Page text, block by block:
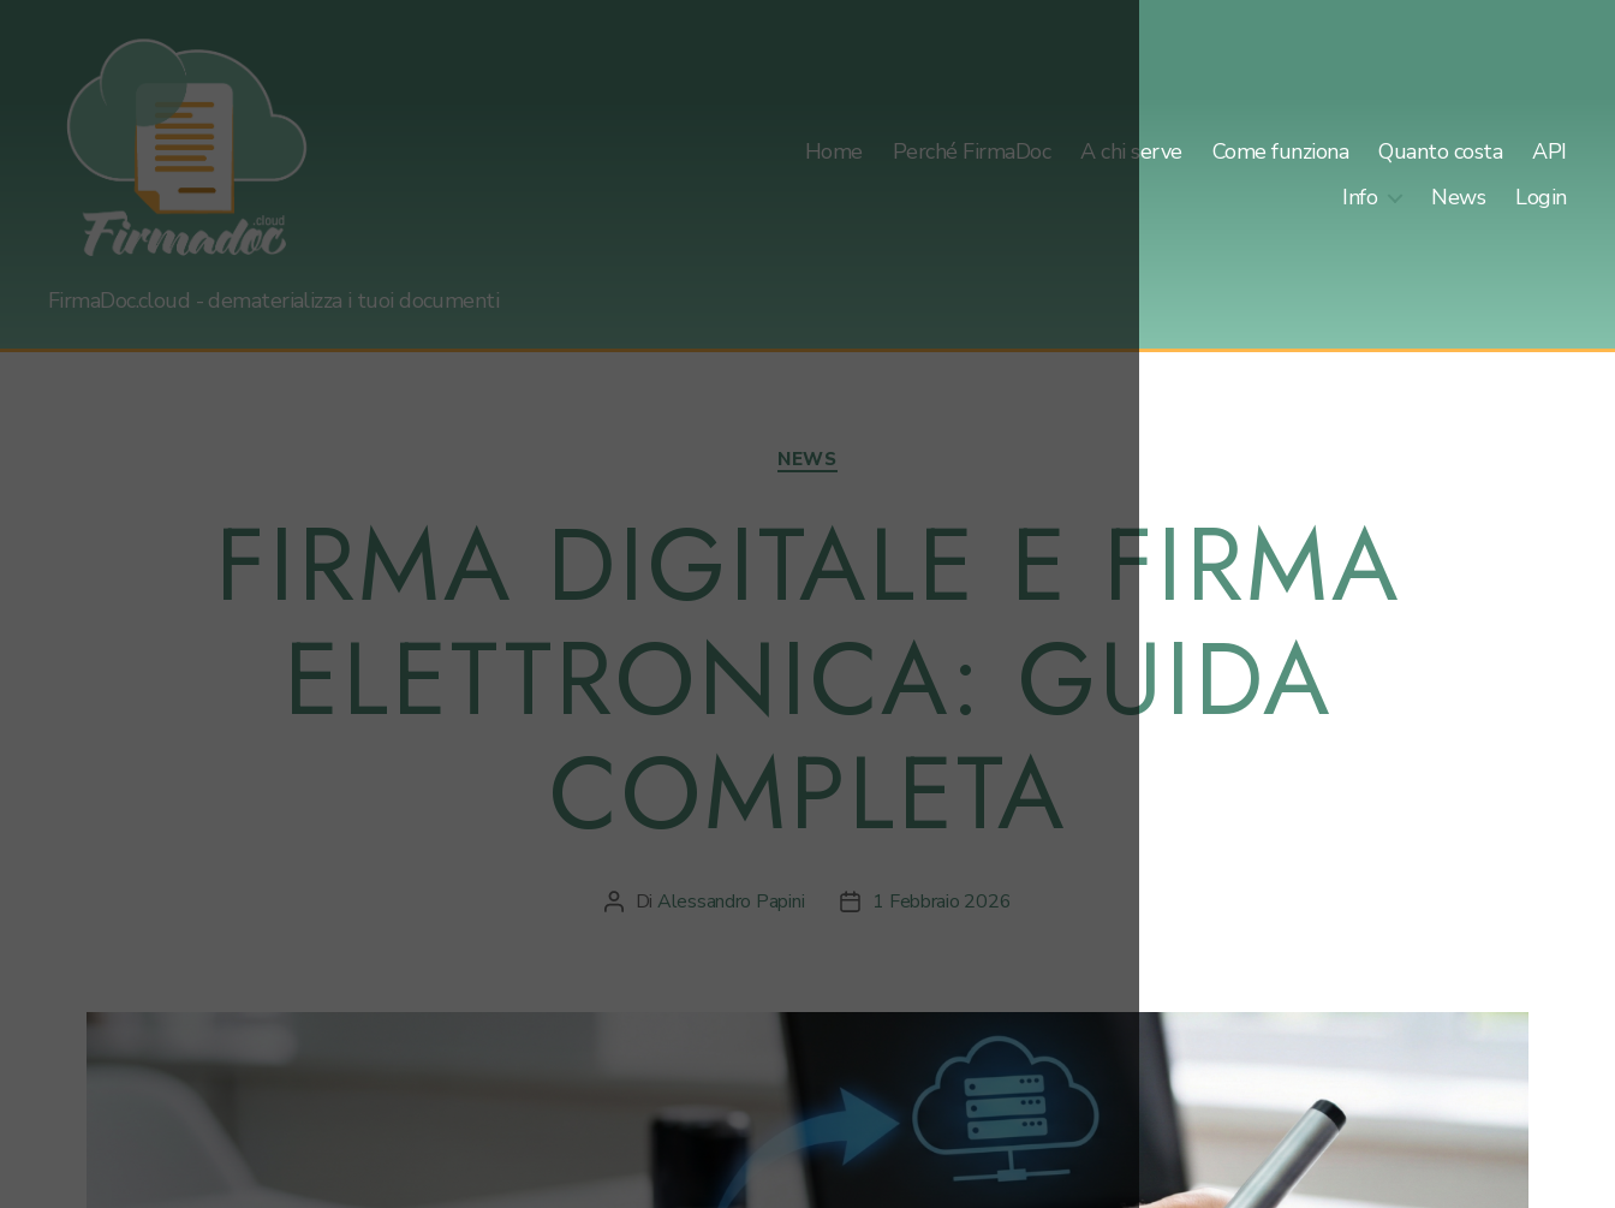
firmadoc.cloud
FirmaDoc.cloud - dematerializza i tuoi documenti
Home Perché FirmaDoc A chi serve Come funziona Quanto costa
API
Info
News Login
Categorie
NEWS
FIRMA DIGITALE E FIRMA
ELETTRONICA: GUIDA
COMPLETA
Autore
Di Alessandro Papini
Data1 Febbraio 2026